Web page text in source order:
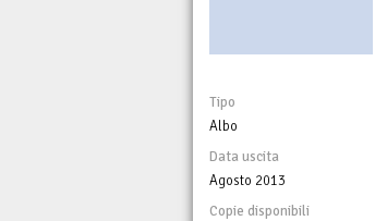
Tipo
Albo
Data uscita
Agosto 2013
Copie disponibili